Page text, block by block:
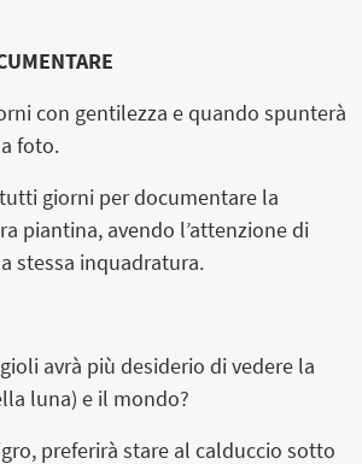
con gentilezza e quando spunterà
foto.
giorni per documentare la
piantina, avendo l’attenzione di
stessa inquadratura.
avrà più desiderio di vedere la
luna) e il mondo?
preferirà stare al calduccio sotto